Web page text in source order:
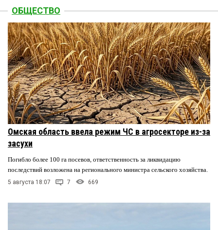
ОБЩЕСТВО
Омская область ввела режим ЧС в агросекторе из-за
засухи
Погибло более 100 га посевов, ответственность за ликвидацию
последствий возложена на регионального министра сельского хозяйства.
5 августа 18:07 7 669